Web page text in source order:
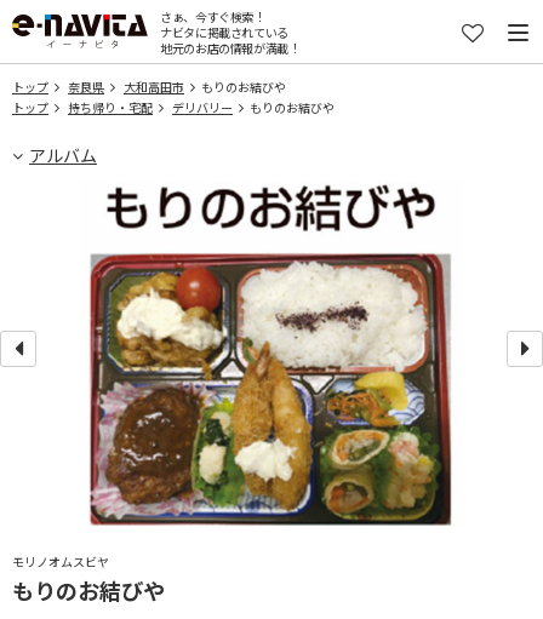
さぁ、今すぐ検索！
ナビタに掲載されている
地元のお店の情報が満載！
トップ 奈良県 大和高田市
もりのお結びや
トップ
持ち帰り・宅配 デリバリー もりのお結びや
アルバム
モリノオムスビヤ
もりのお結びや